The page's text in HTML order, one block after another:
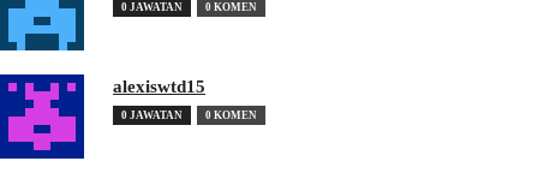
0 JAWATAN 0 KOMEN
alexiswtd15
0 JAWATAN 0 KOMEN